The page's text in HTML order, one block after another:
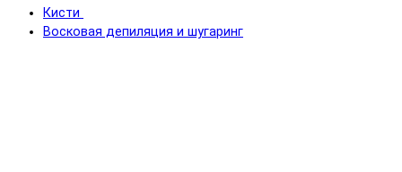
Кисти
Восковая депиляция и шугаринг